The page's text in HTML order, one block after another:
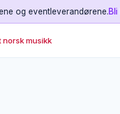
og eventleverandørene.
norsk musikk